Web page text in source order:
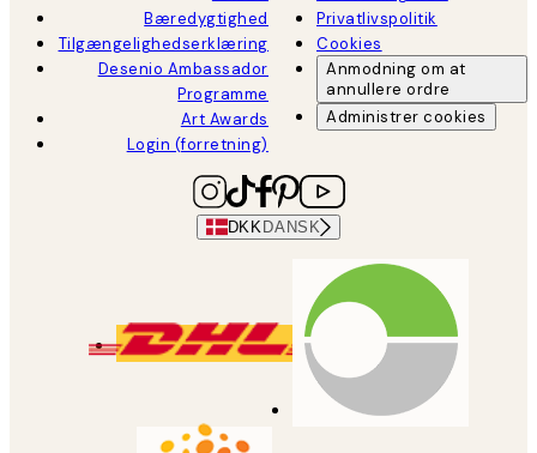
Bæredygtighed
Tilgængelighedserklæring
Desenio Ambassador
Programme
Art Awards
Login (forretning)
Privatlivspolitik
Cookies
Anmodning om at
annullere ordre
Administrer cookies
DKK DANSK